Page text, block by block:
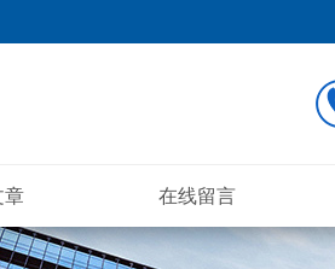
章 在线留言